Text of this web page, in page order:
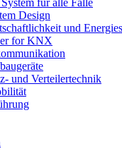
Design
und
for KNX
und Verteilertechnik